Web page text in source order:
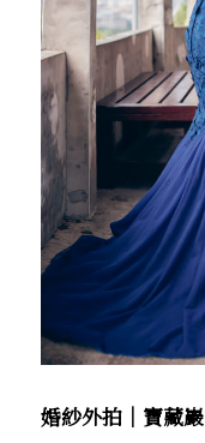
婚紗外拍│寶藏巖